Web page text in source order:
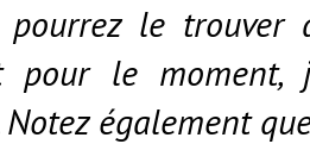
pourrez le
pour le
Notez également